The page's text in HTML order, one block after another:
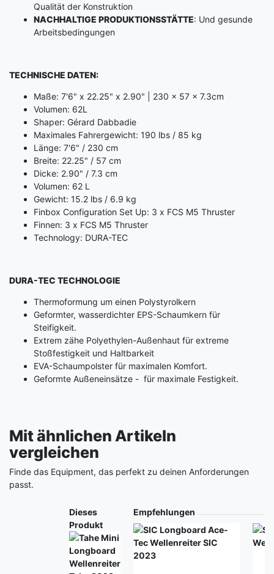
Qualität der Konstruktion
NACHHALTIGE PRODUKTIONSSTÄTTE: Und gesunde
Arbeitsbedingungen
TECHNISCHE DATEN:
Maße: 7'6" x 22.25" x 2.90" | 230 x 57 x 7.3cm
Volumen: 62L
Shaper: Gérard Dabbadie
Maximales Fahrergewicht: 190 lbs / 85 kg
Länge: 7'6" / 230 cm
Breite: 22.25" / 57 cm
Dicke: 2.90" / 7.3 cm
Volumen: 62 L
Gewicht: 15.2 lbs / 6.9 kg
Finbox Configuration Set Up: 3 x FCS M5 Thruster
Finnen: 3 x FCS M5 Thruster
Technology: DURA-TEC
DURA-TEC TECHNOLOGIE
Thermoformung um einen Polystyrolkern
Geformter, wasserdichter EPS-Schaumkern für
Steifigkeit.
Extrem zähe Polyethylen-Außenhaut für extreme
Stoßfestigkeit und Haltbarkeit
EVA-Schaumpolster für maximalen Komfort.
Geformte Außeneinsätze - für maximale Festigkeit.
Mit ähnlichen Artikeln
vergleichen
Finde das Equipment, das perfekt zu deinen Anforderungen
passt.
Dieses
Produkt
Empfehlungen